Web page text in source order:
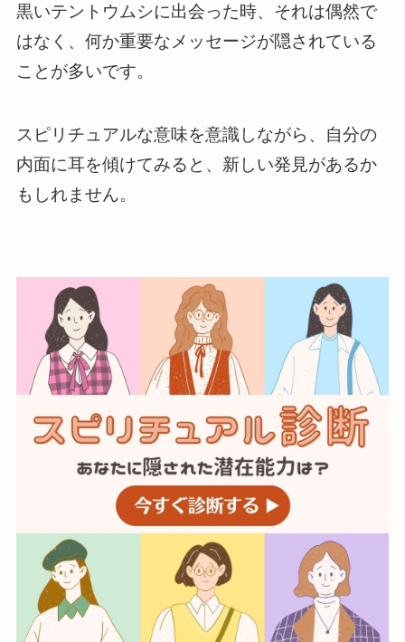
黒いテントウムシに出会った時、それは偶然で
はなく、何か重要なメッセージが隠されている
ことが多いです。
スピリチュアルな意味を意識しながら、自分の
内面に耳を傾けてみると、新しい発見があるか
もしれません。